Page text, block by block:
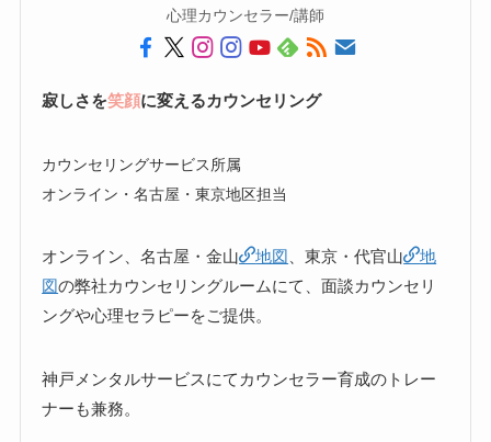
心理カウンセラー/講師
寂しさを笑顔に変えるカウンセリング
カウンセリングサービス所属
オンライン・名古屋・東京地区担当
オンライン、名古屋・金山 地図 、東京・代官山
地
図の弊社カウンセリングルームにて、面談カウンセリ
ングや心理セラピーをご提供。
神戸メンタルサービスにてカウンセラー育成のトレー
ナーも兼務。